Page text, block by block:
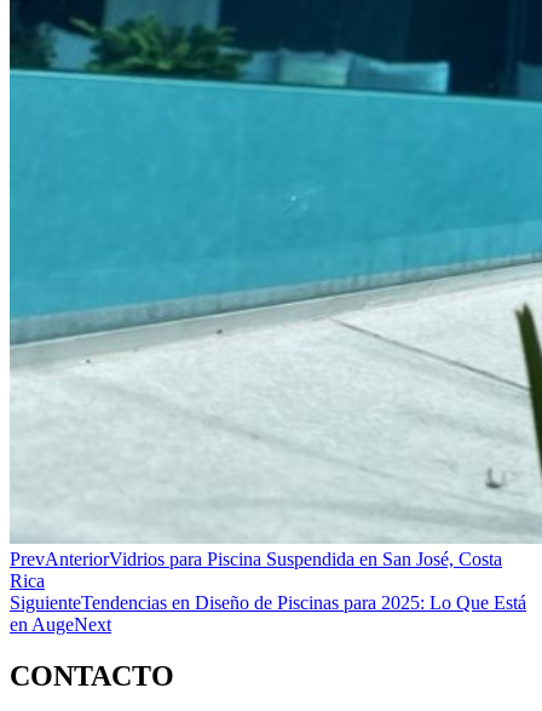
PrevAnteriorVidrios para Piscina Suspendida en San José, Costa
Rica
SiguienteTendencias en Diseño de Piscinas para 2025: Lo Que Está
en AugeNext
CONTACTO